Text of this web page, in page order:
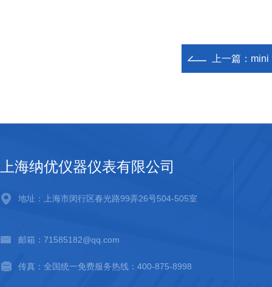
上一篇： mini
上海纳优仪器仪表有限公司
地址：上海市闵行区春光路99弄26号504-505室
邮箱：71585182@qq.com
传真：全国统一免费服务热线：400-875-8998